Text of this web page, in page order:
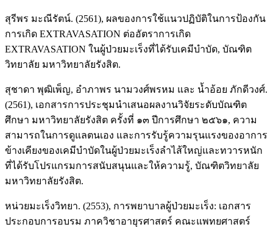
สุรีพร มะณีรัตน์. (2561), ผลของการใช้แนวปฏิบัติในการป้องกัน
การเกิด EXTRAVASATION ต่ออัตราการเกิด
EXTRAVASATION ในผู้ป่วยมะเร็งที่ได้รับเคมีบำบัด, บัณฑิต
วิทยาลัย มหาวิทยาลัยรังสิต.
สุชาดา พุฒิเพ็ญ, อําภาพร นามวงศ์พรหม และ นํ้าอ้อย ภักดีวงศ์.
(2561), เอกสารการประชุมนำเสนอผลงานวิจัยระดับบัณฑิต
ศึกษา มหาวิทยาลัยรังสิต ครั้งที่ ๑๓ ปีการศึกษา ๒๕๖๑, ความ
สามารถในการดูแลตนเอง และการรับรู้ความรุนแรงของอาการ
ข้างเคียงของเคมีบำบัดในผู้ป่วยมะเร็งลำไส้ใหญ่และทวารหนัก
ที่ได้รับโปรแกรมการสนับสนุนและให้ความรู้, บัณฑิตวิทยาลัย
มหาวิทยาลัยรังสิต.
หน่วยมะเร็งวิทยา. (2553), การพยาบาลผู้ป่วยมะเร็ง: เอกสาร
ประกอบการอบรม ภาควิชาอายุรศาสตร์ คณะแพทยศาสตร์